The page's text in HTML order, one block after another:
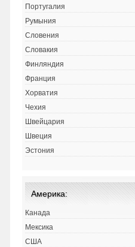
Португалия
Румыния
Словения
Словакия
Финляндия
Франция
Хорватия
Чехия
Швейцария
Швеция
Эстония
Америка:
Канада
Мексика
США